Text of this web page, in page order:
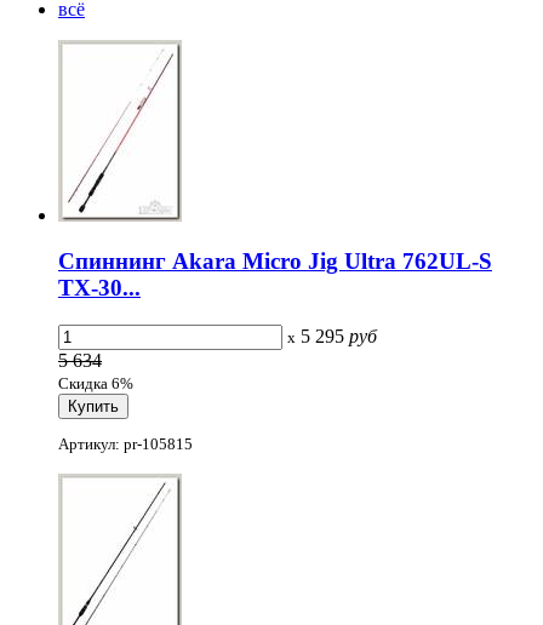
всё
Спиннинг Akara Micro Jig Ultra 762UL-S
TX-30...
x 5 295 руб
5 634
Скидка 6%
Артикул: pr-105815